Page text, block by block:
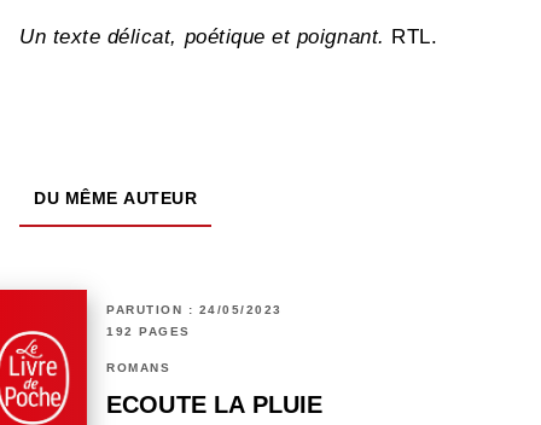
Un texte délicat, poétique et poignant. RTL.
DU MÊME AUTEUR
PARUTION : 24/05/2023
192 PAGES
ROMANS
ECOUTE LA PLUIE